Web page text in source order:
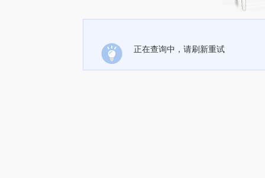
正在查询中，请刷新重试